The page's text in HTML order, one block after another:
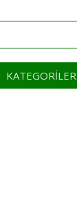
KATEGORILER